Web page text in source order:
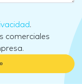
.
comerciales